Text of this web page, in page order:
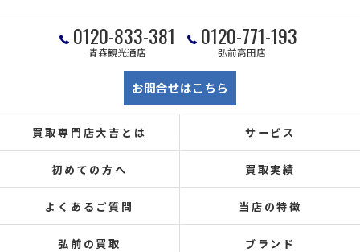
0120-833-381
青森観光通店
0120-771-193
弘前高田店
お問合せはこちら
買取専門店大吉とは サービス
初めての方へ 買取実績
よくあるご質問 当店の特徴
弘前の買取 ブランド